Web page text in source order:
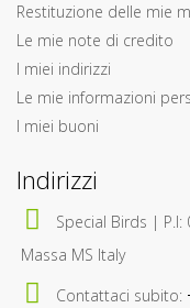
Restituzione delle mie
Le mie note di credito
I miei indirizzi
Le mie informazioni
I miei buoni
Indirizzi
Special Birds | P.I:
Massa MS Italy
Contattaci subito: